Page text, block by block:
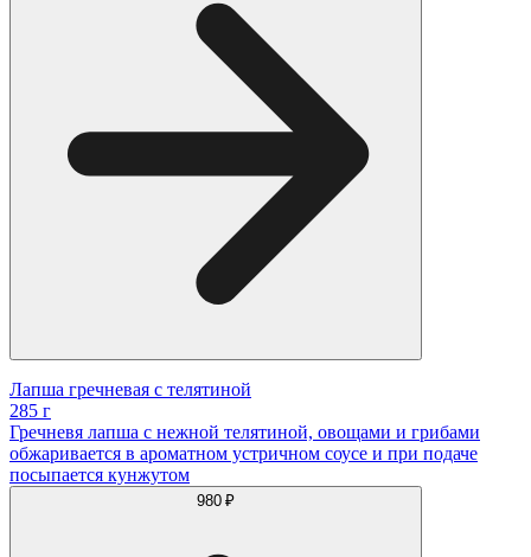
Лапша гречневая с телятиной
285 г
Гречневя лапша с нежной телятиной, овощами и грибами
обжаривается в ароматном устричном соусе и при подаче
посыпается кунжутом
980 ₽